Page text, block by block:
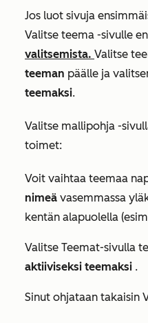
Jos luot sivuja
Valitse teema -sivulle
valitsemista. Valitse
teeman päälle ja
teemaksi.
Valitse mallipohja -
toimet:
Voit vaihtaa teemaa
nimeä vasemmassa
kentän alapuolella
Valitse Teemat-sivulla
aktiiviseksi teemaksi .
Sinut ohjataan takaisin